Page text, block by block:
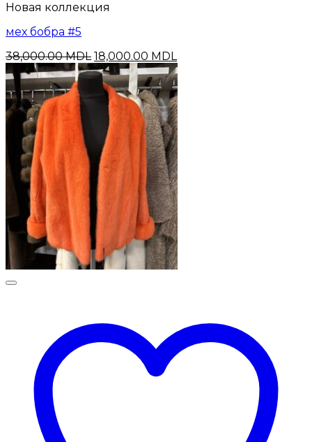
Новая коллекция
мех бобра #5
38,000.00MDL Первоначальная
цена
составляла
38,000.00 MDL.
18,000.00 MDL
цена:
18,000.00 MDL.